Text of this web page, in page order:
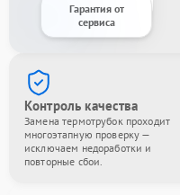
Гарантия от
сервиса
Контроль качества
Замена термотрубок проходит
многоэтапную проверку —
исключаем недоработки и
повторные сбои.